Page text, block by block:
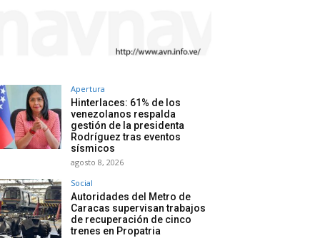
Apertura
Hinterlaces: 61% de los
venezolanos respalda
gestión de la presidenta
Rodríguez tras eventos
sísmicos
agosto 8, 2026
Social
Autoridades del Metro de
Caracas supervisan trabajos
de recuperación de cinco
trenes en Propatria